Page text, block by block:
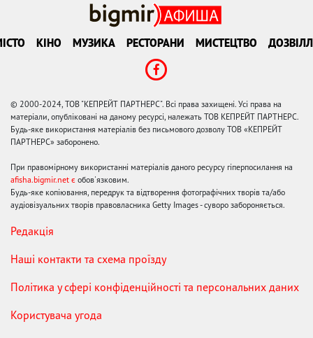
КІНО МУЗИКА РЕСТОРАНИ МИСТЕЦТВО
© 2000-2024, ТОВ "КЕПРЕЙТ ПАРТНЕРС". Всі права захищені. Усі права на
матеріали, опубліковані на даному ресурсі, належать ТОВ КЕПРЕЙТ ПАРТНЕРС.
Будь-яке використання матеріалів без письмового дозволу ТОВ «КЕПРЕЙТ
ПАРТНЕРС» заборонено.
При правомірному використанні матеріалів даного ресурсу гіперпосилання на
afisha.bigmir.net є обов'язковим.
Будь-яке копіювання, передрук та відтворення фотографічних творів та/або
аудіовізуальних творів правовласника Getty Images - суворо забороняється.
Редакція
Наші контакти та схема проїзду
Політика у сфері конфіденційності та персональних даних
Користувача угода